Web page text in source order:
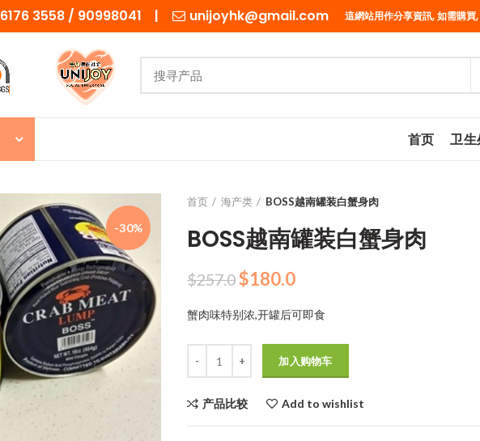
6176 3558 / 90998041 | unijoyhk@gmail.com 這網站用作分享資訊, 如需購
首页 卫生
-30%
首页 海产类 BOSS越南罐装白蟹身肉
BOSS越南罐装白蟹身肉
$257.0原
为：
$257.0。
$180.0当
价
格
为：
$180.0。
蟹肉味特别浓,开罐后可即食
加入购物车
产品比较 Add to wishlist